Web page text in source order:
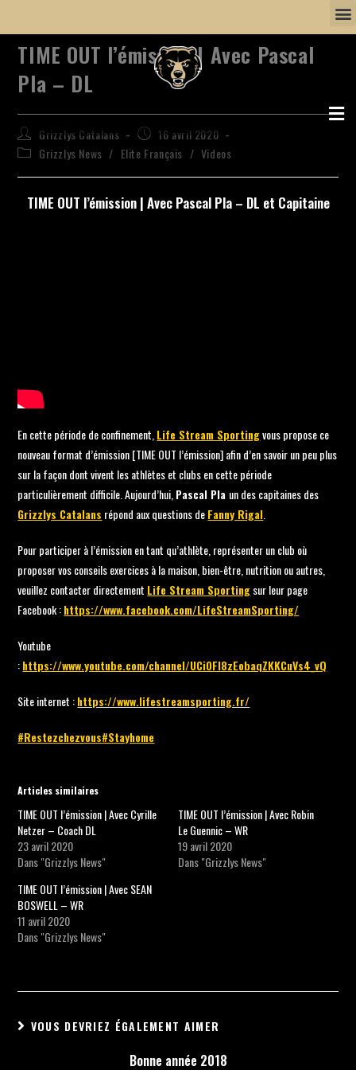
TIME OUT l’émission | Avec Pascal
Pla – DL
Grizzlys Catalans
16 avril 2020
Grizzlys News / Elite Français / Videos
TIME OUT l’émission | Avec Pascal Pla – DL et Capitaine
En cette période de confinement, Life Stream Sportingvous propose ce
nouveau format d’émission [TIME OUT l’émission] afin d’en savoir un peu plus
sur la façon dont vivent les athlètes et clubs en cette période
particulièrement difficile. Aujourd’hui, Pascal Pla un des capitaines des
Grizzlys Catalans répond aux questions deFanny Rigal
Pour participer à l’émission en tant qu’athlète, représenter un club où
proposer vos conseils exercices à la maison, bien-être, nutrition ou autres,
veuillez contacter directement Life Stream Sportingsur leur page
Facebook :https://www.facebook.com/LifeStreamSporting/
Youtube
:https://www.youtube.com/channel/UCi0Fl8zEobaqZKKCuVs4_vQ
Site internet :https://www.lifestreamsporting.fr/
#Restezchezvous#Stayhome
Articles similaires
TIME OUT l’émission | Avec Cyrille
Netzer – Coach DL
23 avril 2020
Dans "Grizzlys News"
TIME OUT l’émission | Avec Robin
Le Guennic – WR
19 avril 2020
Dans "Grizzlys News"
TIME OUT l’émission | Avec SEAN
BOSWELL – WR
11 avril 2020
Dans "Grizzlys News"
VOUS DEVRIEZ ÉGALEMENT AIMER
Bonne année 2018